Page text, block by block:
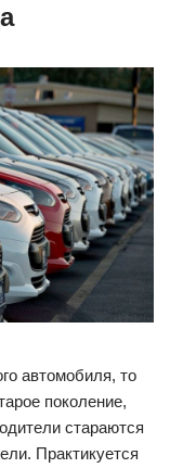
автомобиля, то
поколение,
стараются
Практикуется